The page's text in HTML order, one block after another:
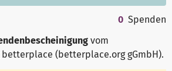
0 Spenden
vom
betterplace (betterplace.org gGmbH).